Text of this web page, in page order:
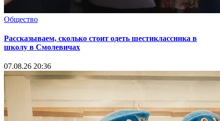
Общество
Рассказываем, сколько стоит одеть шестиклассника в
школу в Смолевичах
07.08.26 20:36